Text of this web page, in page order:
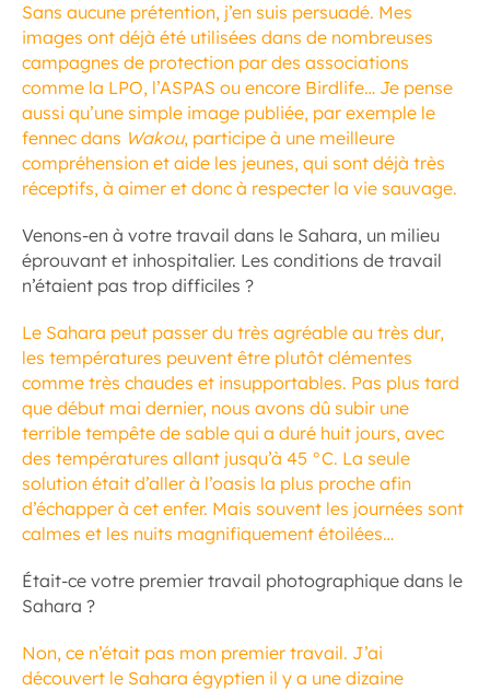
Sans aucune prétention, j’en suis persuadé. Mes
images ont déjà été utilisées dans de nombreuses
campagnes de protection par des associations
comme la LPO, l’ASPAS ou encore Birdlife… Je pense
aussi qu’une simple image publiée, par exemple le
fennec dans Wakou, participe à une meilleure
compréhension et aide les jeunes, qui sont déjà très
réceptifs, à aimer et donc à respecter la vie sauvage.
Venons-en à votre travail dans le Sahara, un milieu
éprouvant et inhospitalier. Les conditions de travail
n’étaient pas trop difficiles ?
Le Sahara peut passer du très agréable au très dur,
les températures peuvent être plutôt clémentes
comme très chaudes et insupportables. Pas plus tard
que début mai dernier, nous avons dû subir une
terrible tempête de sable qui a duré huit jours, avec
des températures allant jusqu’à 45 °C. La seule
solution était d’aller à l’oasis la plus proche afin
d’échapper à cet enfer. Mais souvent les journées sont
calmes et les nuits magnifiquement étoilées…
Était-ce votre premier travail photographique dans le
Sahara ?
Non, ce n’était pas mon premier travail. J’ai
découvert le Sahara égyptien il y a une dizaine